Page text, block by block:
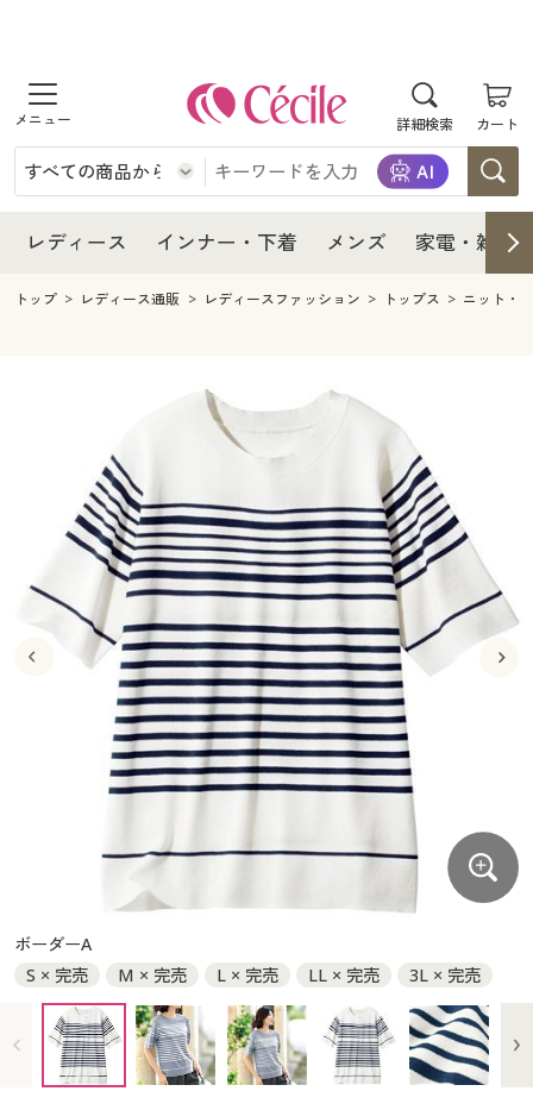
詳細検索 カート
商品を探す
レディース
レディースファッション
インナー・下着
インナー・下着通販すべて
ジュニア・ティーンズ下着
メンズ
メンズ下着
キッチン・雑貨・日用品
寝具・インテリア・家具
寝具・インテリア・家具通販すべて
家具・収納
寝具・ベッド
カーテン・ラグ・ファブリック
美容・健康
美容・健康通販すべて
美容・健康・サプリメント
制服・スクール
制服・スクールすべて
制服・学生服
ジュニア・ティーンズ下着
大きいサイズ
大きいサイズ通販すべて
大きいサイズ レディース服
大きいサイズ メンズ
大きいサイズ 事務・制服
バーゲンセール
カタログ・チラシからのご注文
デジタルカタログ
カタログ無料プレゼント
レディース インナー・下着 メンズ 家電・雑貨
レディース
レディース通販すべて
レディースファッション
インナー・下着
インナー・下着通販すべて
ジュニア・ティーンズ下着
メンズ
キッチン・雑貨・日用品
寝具・インテリア・家具通販すべて
家具・収納
寝具・ベッド
カーテン・ラグ・ファブリック
美容・健康通販すべて
美容・健康・サプリメント
制服・スクール
制服・スクールすべて
制服・学生服
ジュニア・ティーンズ下着
大きいサイズ
大きいサイズ通販すべて
大きいサイズ レディース服
大きいサイズ レディース下着
バーゲン
バーゲンセール
シークレットセール
詳細検索
商品カテゴリ一覧
カタログ・チラシからのご注文
カタログ無料プレゼント
会員メニュー
トップ レディース通販 レディースファッション トップス ニット・
ボーダーA
S × 完売
M × 完売 L × 完売 LL × 完売 3L × 完売